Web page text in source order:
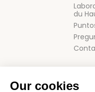
du
Our cookies